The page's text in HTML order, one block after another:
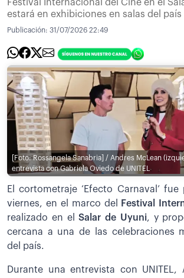
Festival Internacional del Cine en el
estará en exhibiciones en salas del país
Publicación: 31/07/2026 22:49
[Foto: Rossangela Sanabria] / Andres McLean
entrevista con Gabriela Oviedo de UNITEL
El cortometraje ‘Efecto Carnaval’
viernes, en el marco del
Festival
realizado en elSalar de Uyuni, y
cercana a una de las celebraciones
del país.
Durante una entrevista con UNITEL,